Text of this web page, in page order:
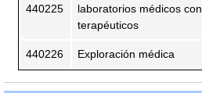
440225
laboratorios médicos
terapéuticos
440226 Exploración médica